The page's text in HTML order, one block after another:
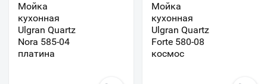
Мойка
кухонная
Ulgran Quartz
Nora 585-04
платина
Мойка
кухонная
Ulgran Quartz
Forte 580-08
космос